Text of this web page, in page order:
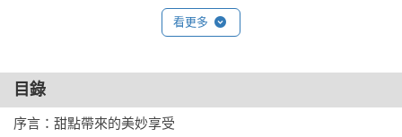
味蕾的盛宴，更是穿梭時光的饗宴！為甜點愛好者和喜愛飲食
文化歷史的讀者帶來精神與感官的雙重享受。」
「日常的愉悅、宗教與慶典的高潮；藝術與美的展現、外交的
利器……甜點裡有人類共通的悲歡，也有歷史的離奇曲折，更
看更多
目錄
序言：甜點帶來的美妙享受